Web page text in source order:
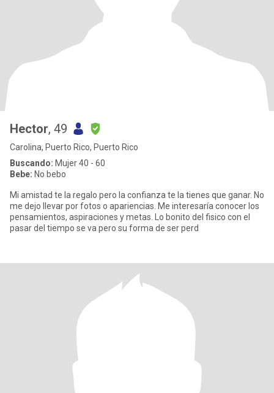
Hector, 49
Carolina, Puerto Rico, Puerto Rico
Buscando: Mujer 40 - 60
Bebe: No bebo
Mi amistad te la regalo pero la confianza te la tienes que ganar. No
me dejo llevar por fotos o apariencias. Me interesaría conocer los
pensamientos, aspiraciones y metas. Lo bonito del fisico con el
pasar del tiempo se va pero su forma de ser perd